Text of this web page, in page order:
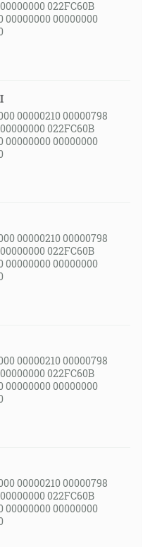
022FC60B
00000000 00000000
00000210 00000798
022FC60B
00000000 00000000
00000210 00000798
022FC60B
00000000 00000000
00000210 00000798
022FC60B
00000000 00000000
00000210 00000798
022FC60B
00000000 00000000